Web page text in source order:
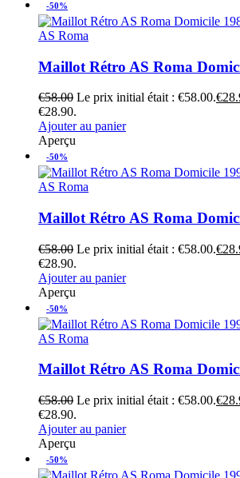
-50%
AS Roma
Maillot Rétro AS Roma
€58.00 Le prix initial était : €58.00.€
€28.90.
Ajouter au panier
Aperçu
-50%
AS Roma
Maillot Rétro AS Roma
€58.00 Le prix initial était : €58.00.€
€28.90.
Ajouter au panier
Aperçu
-50%
AS Roma
Maillot Rétro AS Roma
€58.00 Le prix initial était : €58.00.€
€28.90.
Ajouter au panier
Aperçu
-50%